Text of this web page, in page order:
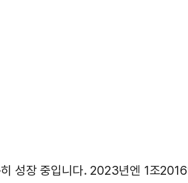
성장 중입니다. 2023년엔 1조